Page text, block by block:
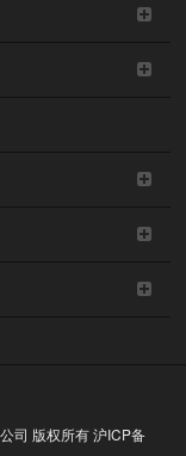
司 版权所有沪ICP备